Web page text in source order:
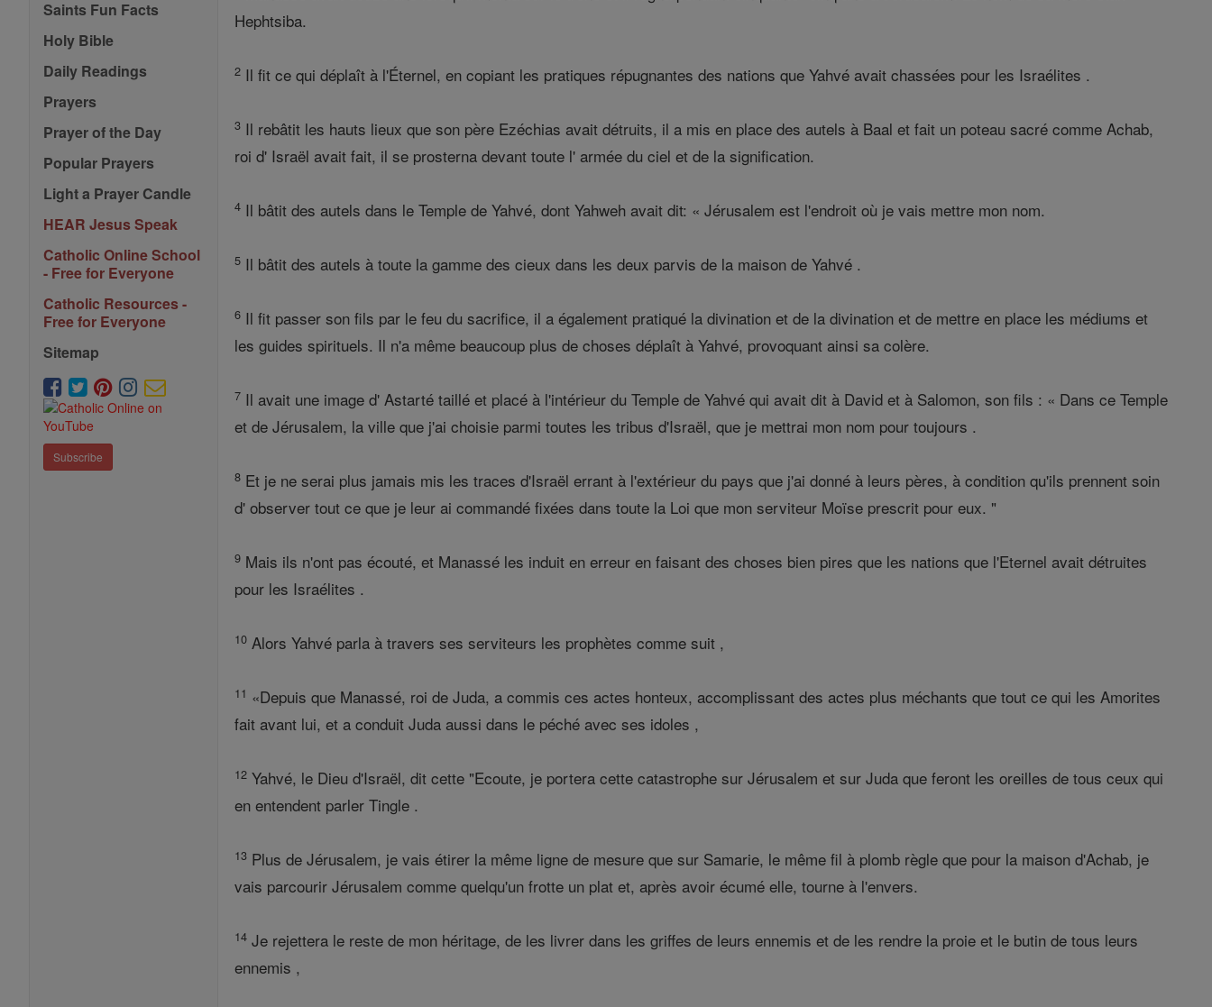
Saints Fun Facts
Holy Bible
Daily Readings
Prayers
Prayer of the Day
Popular Prayers
Light a Prayer Candle
HEAR Jesus Speak
Catholic Online School
- Free for Everyone
Catholic Resources -
Free for Everyone
Sitemap
Subscribe
Hephtsiba.
2 Il fit ce qui déplaît à l'Éternel, en copiant les pratiques répugnantes des nations que Yahvé avait chassées pour les Israélites .
3 Il rebâtit les hauts lieux que son père Ezéchias avait détruits, il a mis en place des autels à Baal et fait un poteau sacré comme Achab,
roi d' Israël avait fait, il se prosterna devant toute l' armée du ciel et de la signification.
4 Il bâtit des autels dans le Temple de Yahvé, dont Yahweh avait dit: « Jérusalem est l'endroit où je vais mettre mon nom.
5 Il bâtit des autels à toute la gamme des cieux dans les deux parvis de la maison de Yahvé .
6 Il fit passer son fils par le feu du sacrifice, il a également pratiqué la divination et de la divination et de mettre en place les médiums et
les guides spirituels. Il n'a même beaucoup plus de choses déplaît à Yahvé, provoquant ainsi sa colère.
7 Il avait une image d' Astarté taillé et placé à l'intérieur du Temple de Yahvé qui avait dit à David et à Salomon, son fils : « Dans ce Temple
et de Jérusalem, la ville que j'ai choisie parmi toutes les tribus d'Israël, que je mettrai mon nom pour toujours .
8 Et je ne serai plus jamais mis les traces d'Israël errant à l'extérieur du pays que j'ai donné à leurs pères, à condition qu'ils prennent soin
d' observer tout ce que je leur ai commandé fixées dans toute la Loi que mon serviteur Moïse prescrit pour eux. "
9 Mais ils n'ont pas écouté, et Manassé les induit en erreur en faisant des choses bien pires que les nations que l'Eternel avait détruites
pour les Israélites .
10 Alors Yahvé parla à travers ses serviteurs les prophètes comme suit ,
11 «Depuis que Manassé, roi de Juda, a commis ces actes honteux, accomplissant des actes plus méchants que tout ce qui les Amorites
fait avant lui, et a conduit Juda aussi dans le péché avec ses idoles ,
12 Yahvé, le Dieu d'Israël, dit cette "Ecoute, je portera cette catastrophe sur Jérusalem et sur Juda que feront les oreilles de tous ceux qui
en entendent parler Tingle .
13 Plus de Jérusalem, je vais étirer la même ligne de mesure que sur Samarie, le même fil à plomb règle que pour la maison d'Achab, je
vais parcourir Jérusalem comme quelqu'un frotte un plat et, après avoir écumé elle, tourne à l'envers.
14 Je rejettera le reste de mon héritage, de les livrer dans les griffes de leurs ennemis et de les rendre la proie et le butin de tous leurs
ennemis ,